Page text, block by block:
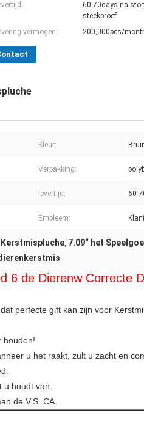
60-70days na
steekproef
vermogen:
200,000pcs/
Kleur:
Verpakking:
levertijd: 60-
Embleem:
Kerstmispluche, 7.09“ het
6 de Dierenw Correcte
perfecte gift kan zijn voor
houden!
u het raakt, zult u zacht en
u houdt van.
de V.S. CA.